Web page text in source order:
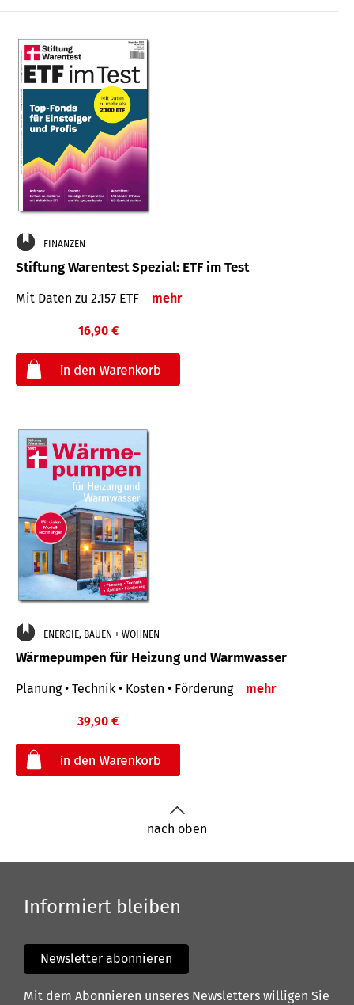
FINANZEN
Stiftung Warentest Spezial: ETF im Test
Mit Daten zu 2.157 ETF mehr
16,90 €
ENERGIE, BAUEN + WOHNEN
Wärmepumpen für Heizung und Warmwasser
Planung • Technik • Kosten • Förderung mehr
39,90 €
nach oben
Informiert bleiben
Newsletter abonnieren
Mit dem Abonnieren unseres Newsletters willigen Sie